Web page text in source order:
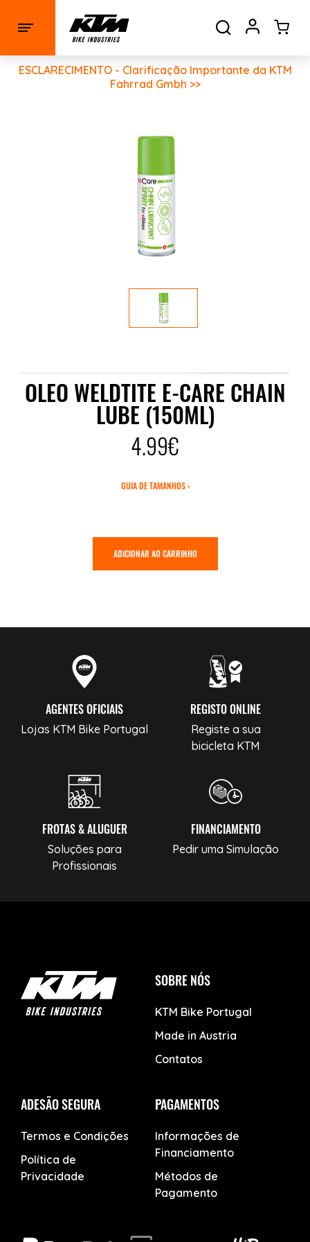
ESCLARECIMENTO - Clarificação Importante da KTM
Fahrrad Gmbh >>
OLEO WELDTITE E-CARE CHAIN
LUBE (150ML)
4.99€
GUIA DE TAMANHOS ›
ADICIONAR AO CARRINHO
AGENTES OFICIAIS
Lojas KTM Bike Portugal
REGISTO ONLINE
Registe a sua
bicicleta KTM
FROTAS & ALUGUER
Soluções para
Profissionais
FINANCIAMENTO
Pedir uma Simulação
SOBRE NÓS
KTM Bike Portugal
Made in Austria
Contatos
ADESÃO SEGURA
Termos e Condições
Política de
Privacidade
PAGAMENTOS
Informações de
Financiamento
Métodos de
Pagamento